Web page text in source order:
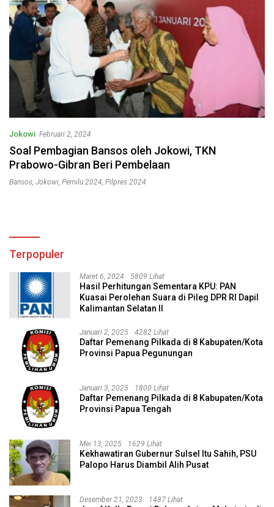
Jokowi Februari 2, 2024
Soal Pembagian Bansos oleh Jokowi, TKN
Prabowo-Gibran Beri Pembelaan
Bansos, Jokowi, Pemilu 2024, Pilpres 2024
Terpopuler
Maret 6, 2024 5809 Lihat
Hasil Perhitungan Sementara KPU: PAN
Kuasai Perolehan Suara di Pileg DPR RI Dapil
Kalimantan Selatan II
Januari 2, 2025 4282 Lihat
Daftar Pemenang Pilkada di 8 Kabupaten/Kota
Provinsi Papua Pegunungan
Januari 3, 2025 1800 Lihat
Daftar Pemenang Pilkada di 8 Kabupaten/Kota
Provinsi Papua Tengah
Mei 13, 2025 1629 Lihat
Kekhawatiran Gubernur Sulsel Itu Sahih, PSU
Palopo Harus Diambil Alih Pusat
Desember 21, 2023 1487 Lihat